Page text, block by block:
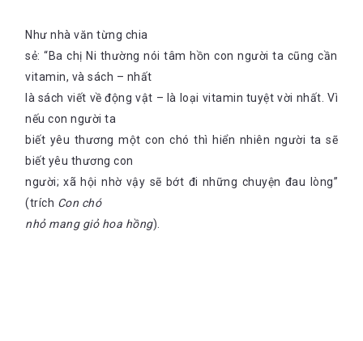
Như nhà văn từng chia
sẻ: “Ba chị Ni thường nói tâm hồn con người ta cũng cần
vitamin, và sách – nhất
là sách viết về động vật – là loại vitamin tuyệt vời nhất. Vì
nếu con người ta
biết yêu thương một con chó thì hiển nhiên người ta sẽ
biết yêu thương con
người; xã hội nhờ vậy sẽ bớt đi những chuyện đau lòng”
(trích Con chó
nhỏ mang giỏ hoa hồng).